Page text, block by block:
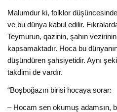
Malumdur ki, folklor
ve bu dünya kabul edilir.
Teymurun, qazinin, şahın
kapsamaktadır. Hoca bu
düşündüren şahsiyetidir. Aynı
takdimi de vardır.
“Boşboğazın birisi hocaya sorar:
– Hocam sen okumuş adamsın,